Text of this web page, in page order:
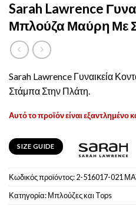
Sarah Lawrence
Μπλούζα Μαύρη Με
Sarah Lawrence Γυναικεία
Στάμπα Στην Πλάτη.
Αυτό το προϊόν είναι εξαντλημένο
SIZE GUIDE
Κωδικός προϊόντος:2-516017-021
Κατηγορία:Μπλούζες και Tops